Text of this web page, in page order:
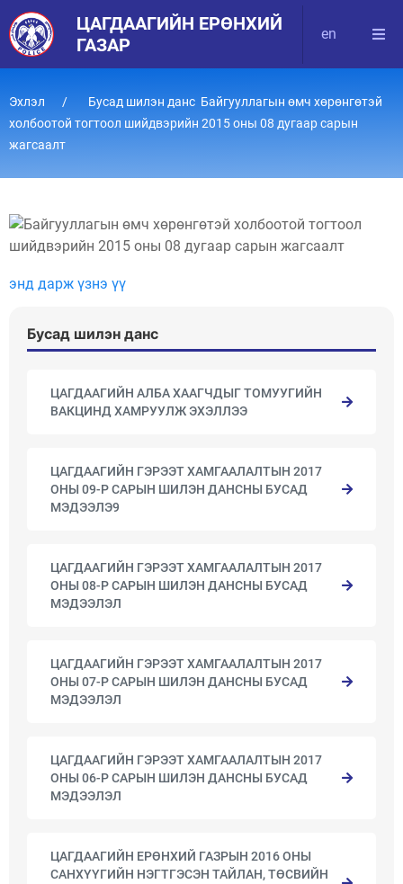
ЦАГДААГИЙН ЕРӨНХИЙ
ГАЗАР
en
Эхлэл
Бусад шилэн данс Байгууллагын өмч хөрөнгөтэй
холбоотой тогтоол шийдвэрийн 2015 оны 08 дугаар сарын
жагсаалт
энд дарж үзнэ үү
Бусад шилэн данс
ЦАГДААГИЙН АЛБА ХААГЧДЫГ ТОМУУГИЙН
ВАКЦИНД ХАМРУУЛЖ ЭХЭЛЛЭЭ
ЦАГДААГИЙН ГЭРЭЭТ ХАМГААЛАЛТЫН 2017
ОНЫ 09-Р САРЫН ШИЛЭН ДАНСНЫ БУСАД
МЭДЭЭЛЭ9
ЦАГДААГИЙН ГЭРЭЭТ ХАМГААЛАЛТЫН 2017
ОНЫ 08-Р САРЫН ШИЛЭН ДАНСНЫ БУСАД
МЭДЭЭЛЭЛ
ЦАГДААГИЙН ГЭРЭЭТ ХАМГААЛАЛТЫН 2017
ОНЫ 07-Р САРЫН ШИЛЭН ДАНСНЫ БУСАД
МЭДЭЭЛЭЛ
ЦАГДААГИЙН ГЭРЭЭТ ХАМГААЛАЛТЫН 2017
ОНЫ 06-Р САРЫН ШИЛЭН ДАНСНЫ БУСАД
МЭДЭЭЛЭЛ
ЦАГДААГИЙН ЕРӨНХИЙ ГАЗРЫН 2016 ОНЫ
САНХҮҮГИЙН НЭГТГЭСЭН ТАЙЛАН, ТӨСВИЙН